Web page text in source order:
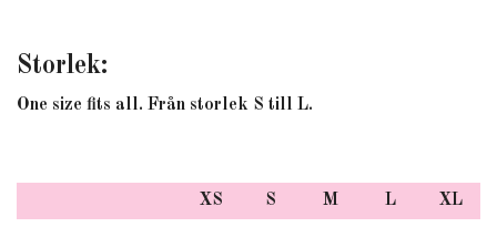
Storlek:
One size fits all. Från storlek S till L.
XS S M L XL